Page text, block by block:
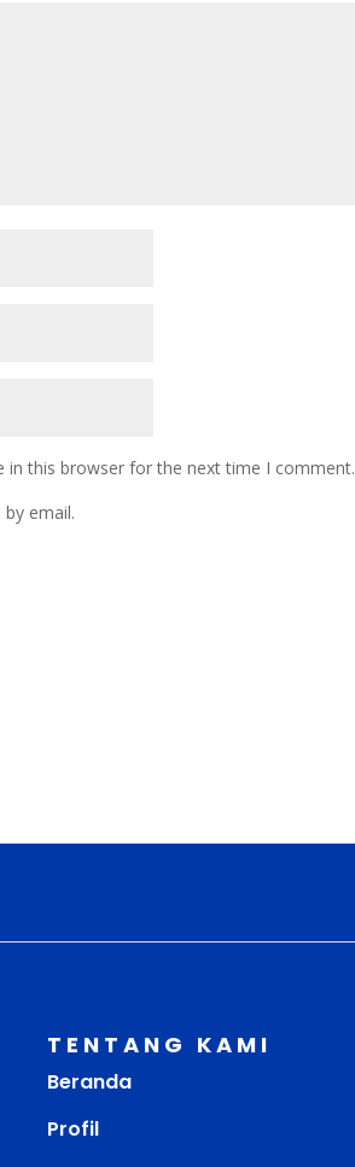
in this browser for the next time I comment.
email.
TENTANG KAMI
Beranda
Profil